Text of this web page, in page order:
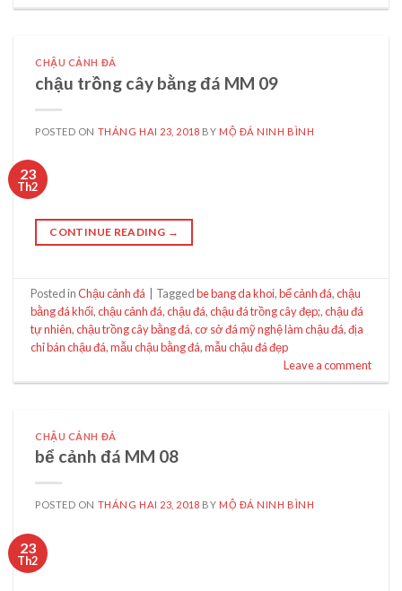
CHẬU CẢNH ĐÁ
chậu trồng cây bằng đá MM 09
POSTED ON THÁNG HAI 23, 2018 BY MỘ ĐÁ NINH BÌNH
23
Th2
CONTINUE READING →
Posted inChậu cảnh đá Taggedbe bang da khoi,bể cảnh đá,chậu
bằng đá khối,chậu cảnh đá,chậu đá,chậu đá trồng cây đẹp;,chậu đá
tự nhiên,chậu trồng cây bằng đá,cơ sở đá mỹ nghệ làm chậu đá,địa
chỉ bán chậu đá,mẫu chậu bằng đá,mẫu chậu đá đẹp
Leave a comment
CHẬU CẢNH ĐÁ
bể cảnh đá MM 08
POSTED ON THÁNG HAI 23, 2018 BY MỘ ĐÁ NINH BÌNH
23
Th2